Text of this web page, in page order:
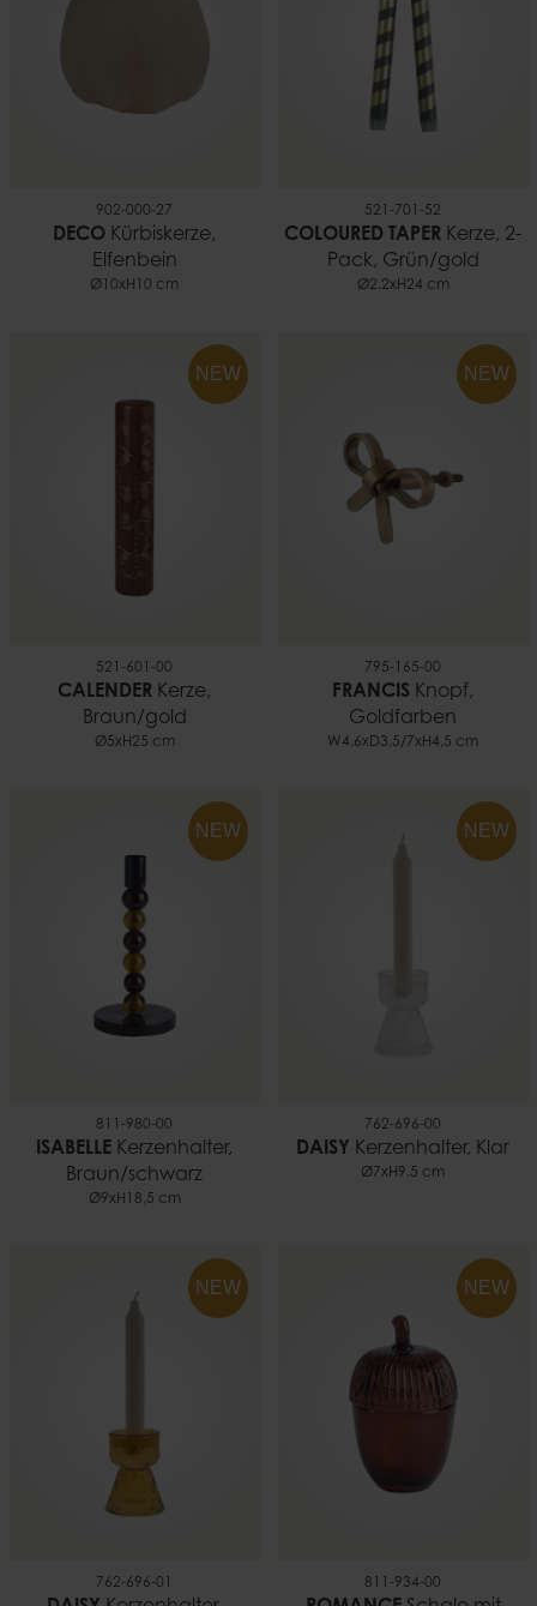
902-000-27
DECO Kürbiskerze,
Elfenbein
Ø10xH10 cm
521-701-52
COLOURED TAPER Kerze, 2-
Pack, Grün/gold
Ø2.2xH24 cm
NEW
521-601-00
CALENDER Kerze,
Braun/gold
Ø5xH25 cm
NEW
795-165-00
FRANCIS Knopf,
Goldfarben
W4.6xD3,5/7xH4,5 cm
NEW
811-980-00
ISABELLE Kerzenhalter,
Braun/schwarz
Ø9xH18,5 cm
NEW
762-696-00
DAISY Kerzenhalter, Klar
Ø7xH9.5 cm
NEW
762-696-01
NEW
811-934-00